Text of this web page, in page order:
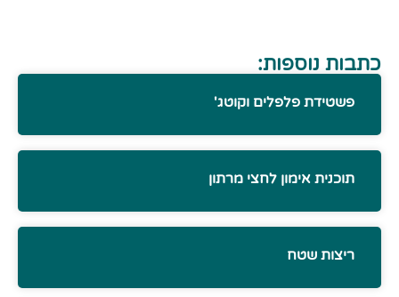
כתבות נוספות:
פשטידת פלפלים וקוטג'
תוכנית אימון לחצי מרתון
ריצות שטח